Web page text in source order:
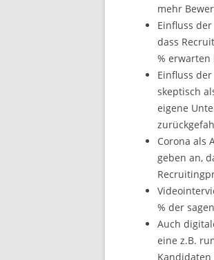
mehr
Einfluss
dass
% erwarten
Einfluss
skeptisch
eigene
Corona als
geben an,
% der
Auch
eine z.B.